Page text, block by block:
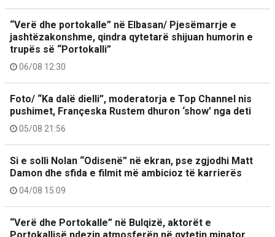
“Verë dhe portokalle” në Elbasan/ Pjesëmarrje e
jashtëzakonshme, qindra qytetarë shijuan humorin e
trupës së “Portokalli”
06/08 12:30
Foto/ “Ka dalë dielli”, moderatorja e Top Channel nis
pushimet, Françeska Rustem dhuron ‘show’ nga deti
05/08 21:56
Si e solli Nolan “Odisenë” në ekran, pse zgjodhi Matt
Damon dhe sfida e filmit më ambicioz të karrierës
04/08 15:09
“Verë dhe Portokalle” në Bulqizë, aktorët e